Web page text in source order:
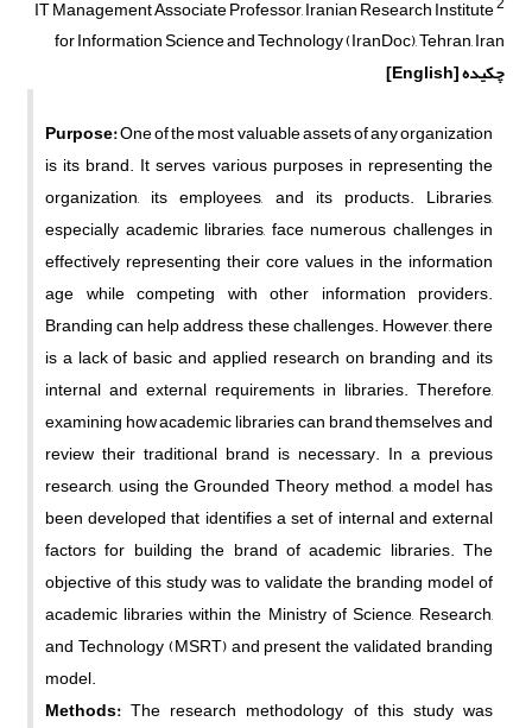
IT Management Associate Professor, Iranian Research Institute
for Information Science and Technology (IranDoc), Tehran, Iran
چکیده[English]
Purpose:One of the most valuable assets of any organization
is its brand. It serves various purposes in representing the
organization, its employees, and its products. Libraries,
especially academic libraries, face numerous challenges in
effectively representing their core values in the information
age while competing with other information providers.
Branding can help address these challenges. However, there
is a lack of basic and applied research on branding and its
internal and external requirements in libraries. Therefore,
examining how academic libraries can brand themselves and
review their traditional brand is necessary. In a previous
research, using the Grounded Theory method, a model has
been developed that identifies a set of internal and external
factors for building the brand of academic libraries. The
objective of this study was to validate the branding model of
academic libraries within the Ministry of Science, Research,
and Technology (MSRT) and present the validated branding
model.
Methods:The research methodology of this study was